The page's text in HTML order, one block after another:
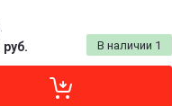
В наличии 1
руб.